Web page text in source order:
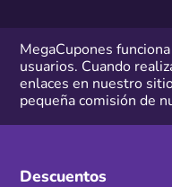
MegaCupones
usuarios. Cuando
enlaces en nuestro
pequeña comisión de
Descuentos